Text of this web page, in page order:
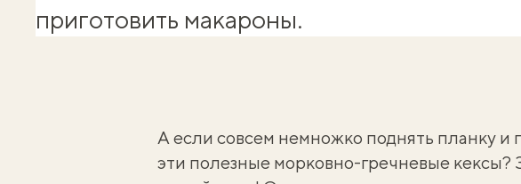
приготовить макароны.
А если совсем немножко поднять планку и
эти полезные морковно-гречневые кексы?